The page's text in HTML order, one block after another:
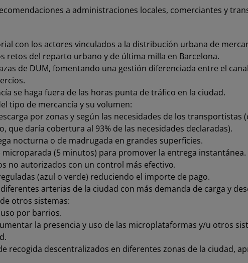
a administraciones locales, comerciantes y
con los actores vinculados a la distribución urbana de
retos del reparto urbano y de última milla en Barcelona.
de DUM, fomentando una gestión diferenciada entre el
se haga fuera de las horas punta de tráfico en la ciudad.
tipo de mercancía y su volumen:
por zonas y según las necesidades de los transportistas
que daría cobertura al 93% de las necesidades declaradas).
nocturna o de madrugada en grandes superficies.
microparada (5 minutos) para promover la entrega instantánea.
no autorizados con un control más efectivo.
(azul o verde) reduciendo el importe de pago.
arterias de la ciudad con más demanda de carga y
otros sistemas:
por barrios.
la presencia y uso de las microplataformas y/u otros
recogida descentralizados en diferentes zonas de la ciudad,